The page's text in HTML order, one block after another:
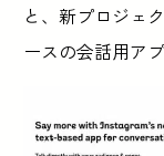
と、新プロジェ
ースの会話用ア